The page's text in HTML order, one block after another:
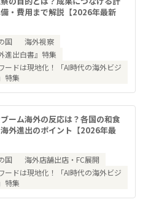
・費用まで解説【2026年最新
国
海外視察
進出白書』特集
ードは現地化！「AI時代の海外ビジ
特集
ーム海外の反応は？各国の和食
外進出のポイント【2026年最
国
海外店舗出店・FC展開
ードは現地化！「AI時代の海外ビジ
特集